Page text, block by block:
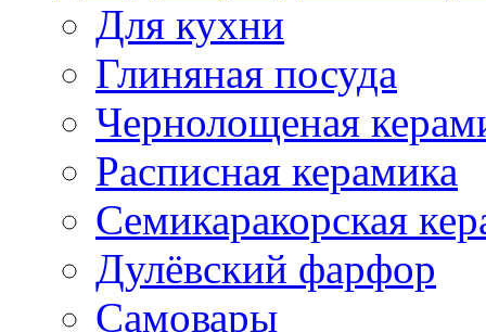
Для кухни
Глиняная посуда
Чернолощеная
Расписная керамика
Семикаракорская
Дулёвский фарфор
Самовары